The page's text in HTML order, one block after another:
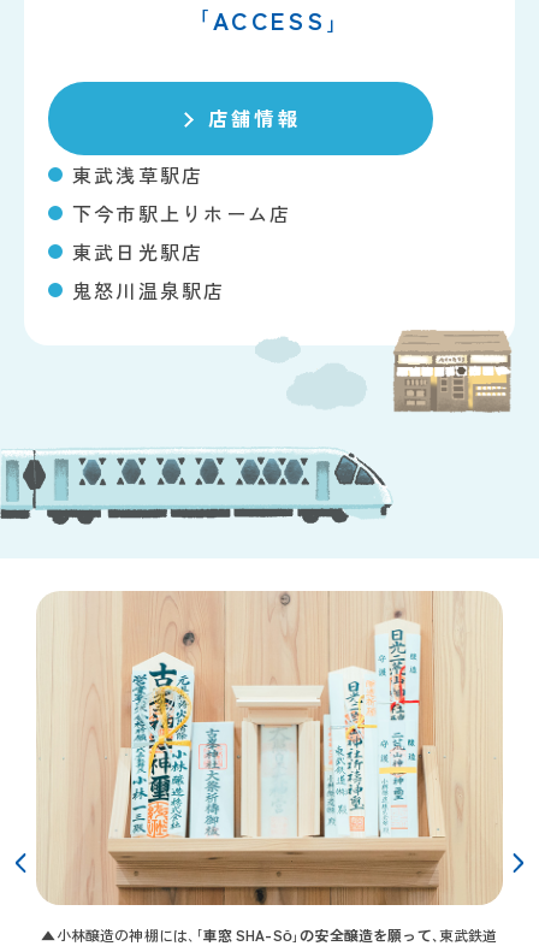
｢ACCESS｣
店舗情報
東武浅草駅店
下今市駅上りホーム店
東武日光駅店
鬼怒川温泉駅店
▲麹室の設計・施工を手がけるトップメーカー「日東工業」は、鹿沼